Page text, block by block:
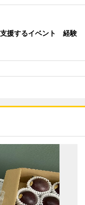
援するイベント 経験